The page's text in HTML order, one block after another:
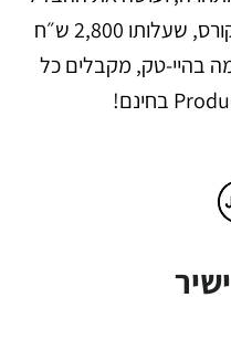
בין ״מועמד״ ל״עובד״. את הקורס, שעלותו 2,800 ש״ח
בהיי-טק, מקבלים כל